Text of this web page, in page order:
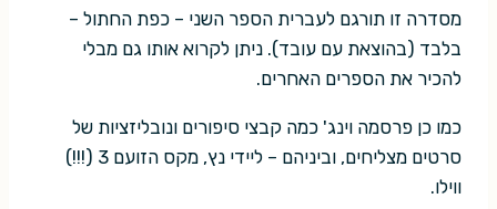
מסדרה זו תורגם לעברית הספר השני – כפת החתול –
בלבד (בהוצאת עם עובד). ניתן לקרוא אותו גם מבלי
להכיר את הספרים האחרים.
כמו כן פרסמה וינג' כמה קבצי סיפורים ונובליזציות של
סרטים מצליחים, וביניהם – ליידי נץ, מקס הזועם 3 (!!!)
ווילו.